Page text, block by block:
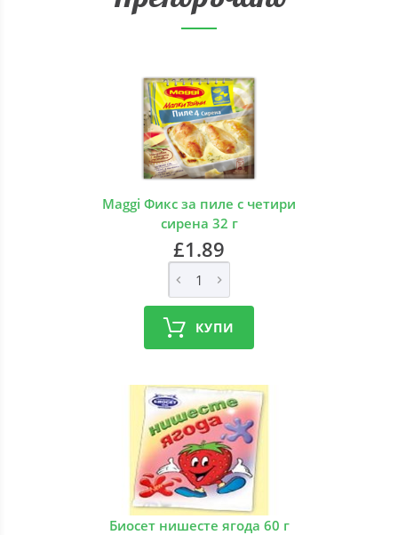
Maggi Фикс за пиле с четири
сирена 32 г
£1.89
КУПИ
Биосет нишесте ягода 60 г